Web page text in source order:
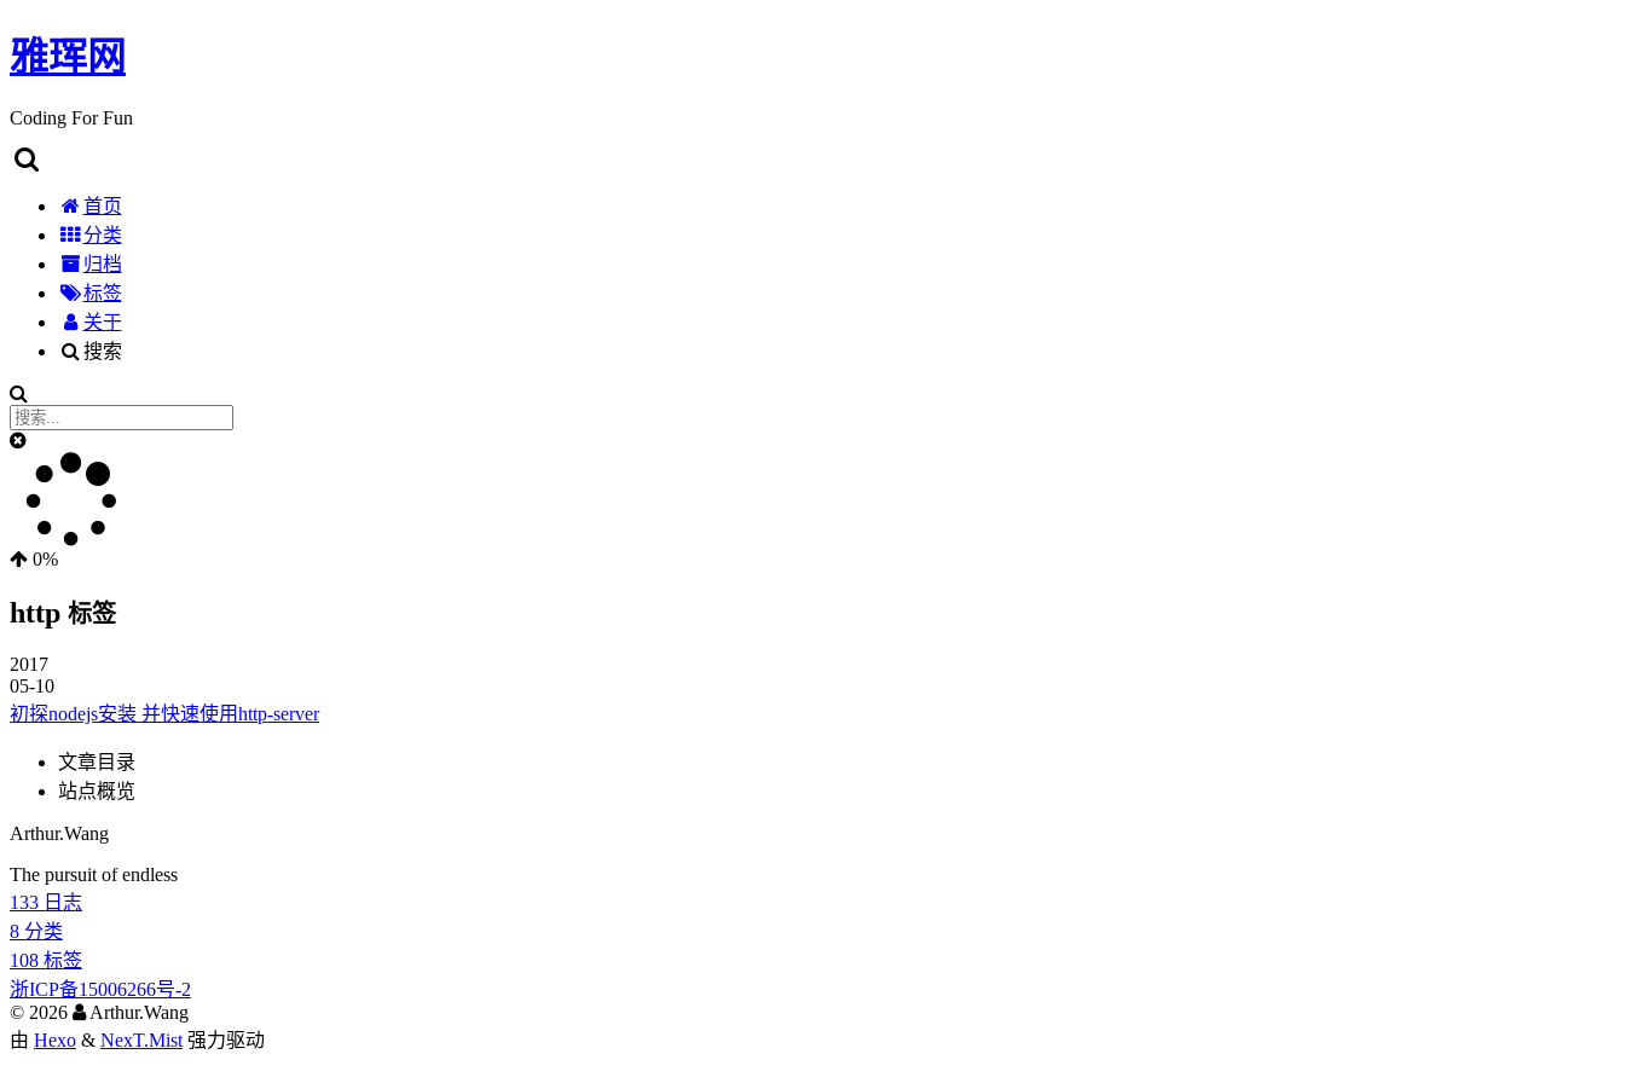
雅珲网
Coding For Fun
首页
分类
归档
标签
关于
搜索
0%
http 标签
2017
05-10
初探nodejs安装 并快速使用http-server
文章目录
站点概览
Arthur.Wang
The pursuit of endless
133 日志
8 分类
108 标签
浙ICP备15006266号-2
© 2026
Arthur.Wang
由 Hexo & NexT.Mist 强力驱动